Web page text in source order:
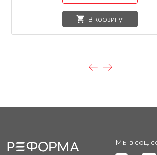
В корзину
Мы в соц.